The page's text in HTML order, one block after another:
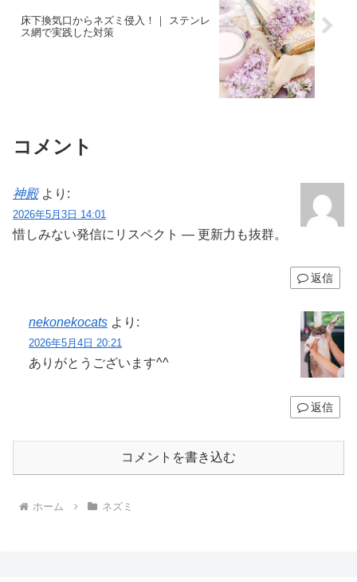
床下換気口からネズミ侵入！｜ ステンレ
ス網で実践した対策
コメント
神殿 より:
2026年5月3日 14:01
惜しみない発信にリスペクト — 更新力も抜群。
返信
nekonekocats より:
2026年5月4日 20:21
ありがとうございます^^
返信
コメントを書き込む
ホーム ネズミ